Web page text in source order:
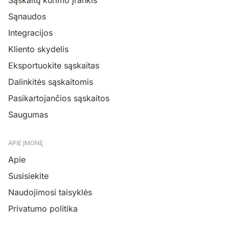
Sąnaudos
Integracijos
Kliento skydelis
Eksportuokite sąskaitas
Dalinkitės sąskaitomis
Pasikartojančios sąskaitos
Saugumas
APIE ĮMONĘ
Apie
Susisiekite
Naudojimosi taisyklės
Privatumo politika